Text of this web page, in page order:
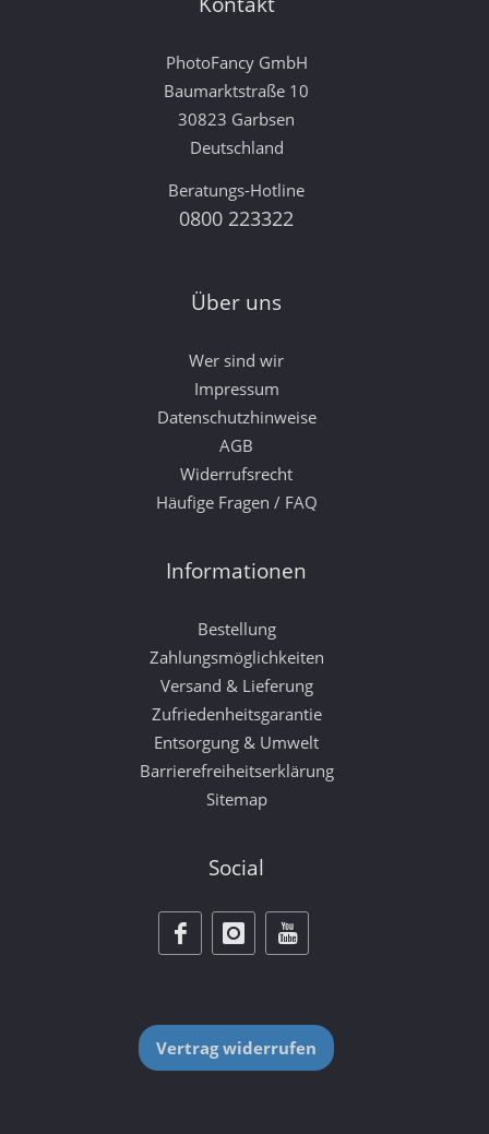
PhotoFancy GmbH
Baumarktstraße 10
30823 Garbsen
Deutschland
Beratungs-Hotline
0800 223322
Über uns
Wer sind wir
Impressum
Datenschutzhinweise
AGB
Widerrufsrecht
Häufige Fragen / FAQ
Informationen
Bestellung
Zahlungsmöglichkeiten
Versand & Lieferung
Zufriedenheitsgarantie
Entsorgung & Umwelt
Barrierefreiheitserklärung
Sitemap
Social
Vertrag widerrufen